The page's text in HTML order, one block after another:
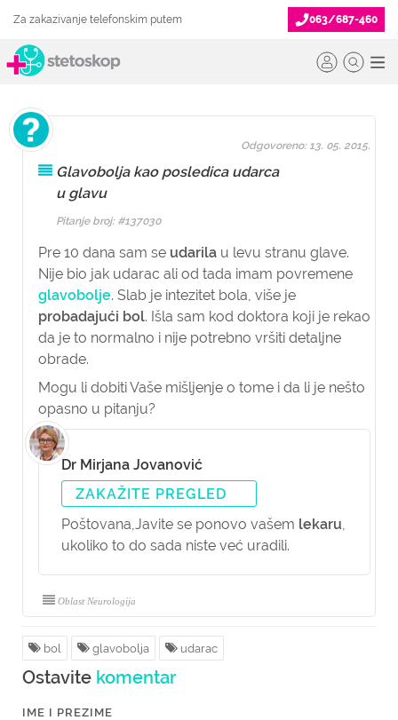
Za zakazivanje telefonskim putem 063/687-460
Glavobolja kao posledica udarca
u glavu
Pitanje broj: #137030
Pre 10 dana sam se udarila u levu stranu glave.
Nije bio jak udarac ali od tada imam povremene
glavobolje. Slab je intezitet bola, više je
probadajući bol. Išla sam kod doktora koji je rekao
da je to normalno i nije potrebno vršiti detaljne
obrade.
Mogu li dobiti Vaše mišljenje o tome i da li je nešto
opasno u pitanju?
Odgovoreno: 13. 05. 2015.
Dr Mirjana Jovanović
ZAKAŽITE PREGLED
Poštovana,Javite se ponovo vašem lekaru,
ukoliko to do sada niste već uradili.
Oblast Neurologija
bol glavobolja udarac
Ostavite komentar
IME I PREZIME